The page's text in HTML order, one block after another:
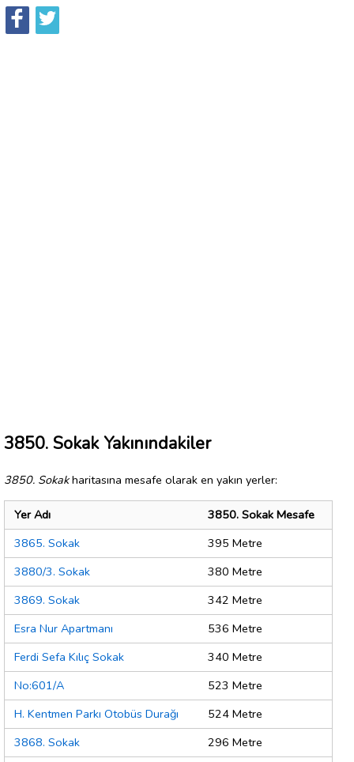
3850. Sokak Yakınındakiler
3850. Sokakharitasına mesafe olarak en yakın yerler:
Yer Adı
3850. Sokak Mesafe
3865. Sokak
395 Metre
3880/3. Sokak
380 Metre
3869. Sokak
342 Metre
Esra Nur Apartmanı
536 Metre
Ferdi Sefa Kılıç Sokak
340 Metre
No:601/A
523 Metre
H. Kentmen Parkı Otobüs Durağı
524 Metre
3868. Sokak
296 Metre